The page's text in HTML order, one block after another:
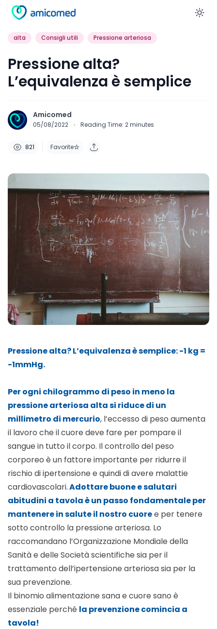
alta Consigli utili Pressione arteriosa
Pressione alta?
L’equivalenza è semplice
Amicomed
05/08/2022 · Reading Time: 2minutes
821 Favorite
Pressione alta? L’equivalenza è semplice: -1 kg =
-1mmHg.
Per ogni chilogrammo di peso in meno la
pressione arteriosa altasi riduce di un
millimetro di mercurio, l’eccesso di peso aumenta
il lavoro che il cuore deve fare per pompare il
sangue in tutto il corpo. Il controllo del peso
corporeo è un fattore importante per ridurre il
rischio di ipertensione e quindi di avere malattie
cardiovascolari.Adottare buone e salutari
abitudini a tavola è un passo fondamentale per
mantenere in salute il nostro cuoree per tenere
sotto controllo la pressione arteriosa. Lo
raccomandano l’Organizzazione Mondiale della
Sanità e delle Società scientifiche sia per il
trattamento dell’ipertensione arteriosa sia per la
sua prevenzione.
Il binomio alimentazione sana e cuore sano è
essenziale perché la prevenzione comincia a
tavola!